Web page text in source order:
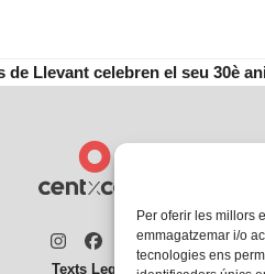
Per oferir les millors
emmagatzemar i/o
tecnologies ens
de Llevant celebren el seu 30è
Instagram
Facebook
Twitter
Texts Legals